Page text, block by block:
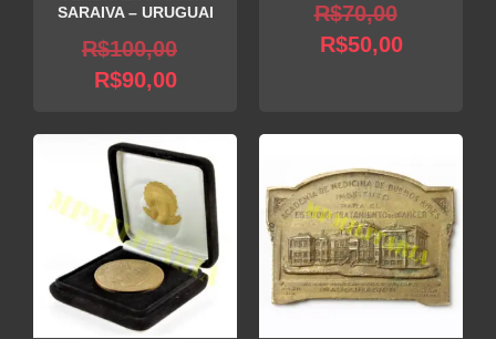
SARAIVA – URUGUAI
R$100,00
era:
R$100,00.
R$90,00O
atual
é:
R$90,00.
R$70,00
R$70,00.
R$50,00O
é: